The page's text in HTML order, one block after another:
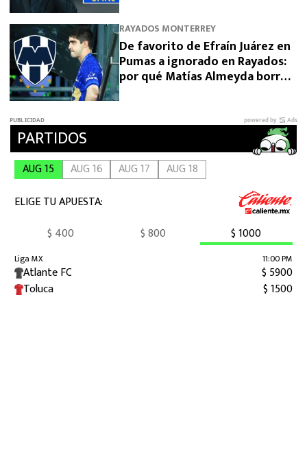
RAYADOS MONTERREY
De favorito de Efraín Juárez en
Pumas a ignorado en Rayados:
por qué Matías Almeyda borró a